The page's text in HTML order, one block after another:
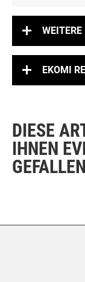
EKOMI
DIESE
IHNEN